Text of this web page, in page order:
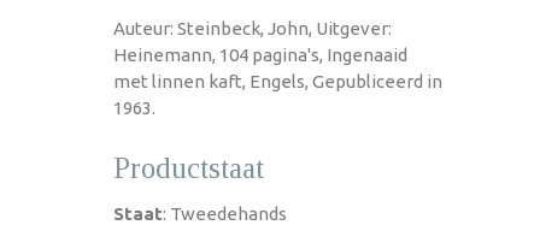
Auteur: Steinbeck, John, Uitgever:
Heinemann, 104 pagina's, Ingenaaid
met linnen kaft, Engels, Gepubliceerd in
1963.
Productstaat
Staat: Tweedehands